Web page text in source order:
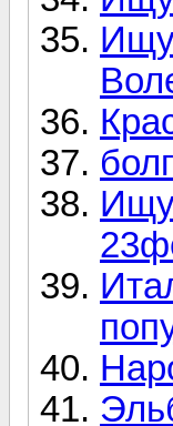
Ищу
Ищу